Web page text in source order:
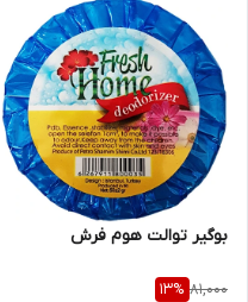
بوگیر توالت هوم فرش
81,000
13%